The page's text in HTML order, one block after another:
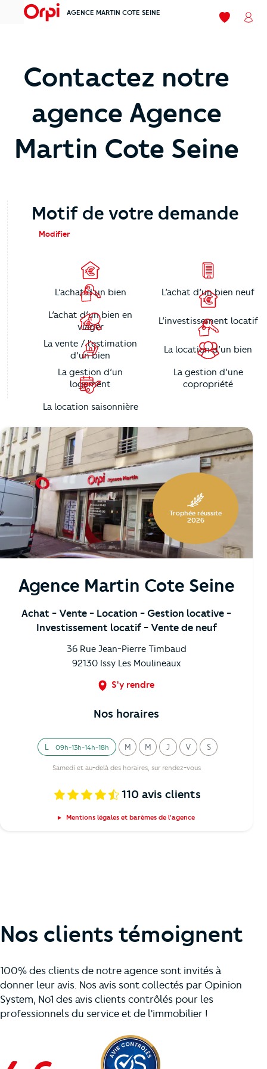
menu AGENCE MARTIN COTE SEINE Mes
Contactez notre
agence Agence
Martin Cote Seine
Motif de votre demande
Modifier
L’achat d’un bien L’achat d’un bien neuf
L’achat d’un bien en
viager
L’investissement locatif
La vente / l’estimation
d’un bien
La location d’un bien
La gestion d’un
logement
La gestion d’une
copropriété
La location saisonnière
https://cutjhqvjma.cloudimg.io/_prod_/telemaque/
Agence Martin Cote Seine
Achat - Vente - Location - Gestion locative -
Investissement locatif - Vente de neuf
36 Rue Jean-Pierre Timbaud
92130 Issy Les Moulineaux
S'y rendre
Nos horaires
L
undi09h-13h-14h-18h M
ardi
M
ercredi
J
eudi
V
endredi
S
amedi
Samedi et au-delà des horaires, sur rendez-vous
110 avis clients
Trophée réussite
2026
Mentions légales et barèmes de l'agence
Nos clients témoignent
100% des clients de notre agence sont invités à
donner leur avis. Nos avis sont collectés par Opinion
System, No1 des avis clients contrôlés pour les
professionnels du service et de l'immobilier !